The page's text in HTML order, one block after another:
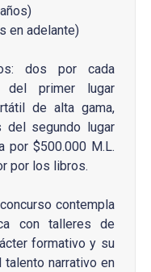
en adelante)
dos por cada
del primer lugar
de alta gama,
del segundo lugar
por $500.000 M.L.
por los libros.
contempla
con talleres de
formativo y su
narrativo en